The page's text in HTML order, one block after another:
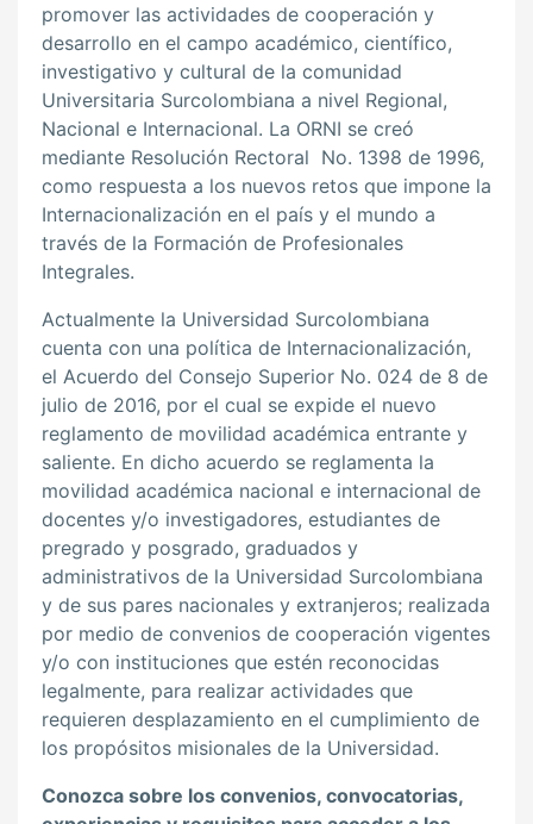
promover las actividades de cooperación y
desarrollo en el campo académico, científico,
investigativo y cultural de la comunidad
Universitaria Surcolombiana a nivel Regional,
Nacional e Internacional. La ORNI se creó
mediante Resolución Rectoral No. 1398 de 1996,
como respuesta a los nuevos retos que impone la
Internacionalización en el país y el mundo a
través de la Formación de Profesionales
Integrales.
Actualmente la Universidad Surcolombiana
cuenta con una política de Internacionalización,
el Acuerdo del Consejo Superior No. 024 de 8 de
julio de 2016, por el cual se expide el nuevo
reglamento de movilidad académica entrante y
saliente. En dicho acuerdo se reglamenta la
movilidad académica nacional e internacional de
docentes y/o investigadores, estudiantes de
pregrado y posgrado, graduados y
administrativos de la Universidad Surcolombiana
y de sus pares nacionales y extranjeros; realizada
por medio de convenios de cooperación vigentes
y/o con instituciones que estén reconocidas
legalmente, para realizar actividades que
requieren desplazamiento en el cumplimiento de
los propósitos misionales de la Universidad.
Conozca sobre los convenios, convocatorias,